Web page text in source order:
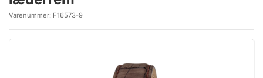
Varenummer: F16573-9